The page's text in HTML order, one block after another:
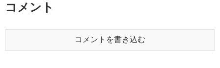
コメント
コメントを書き込む